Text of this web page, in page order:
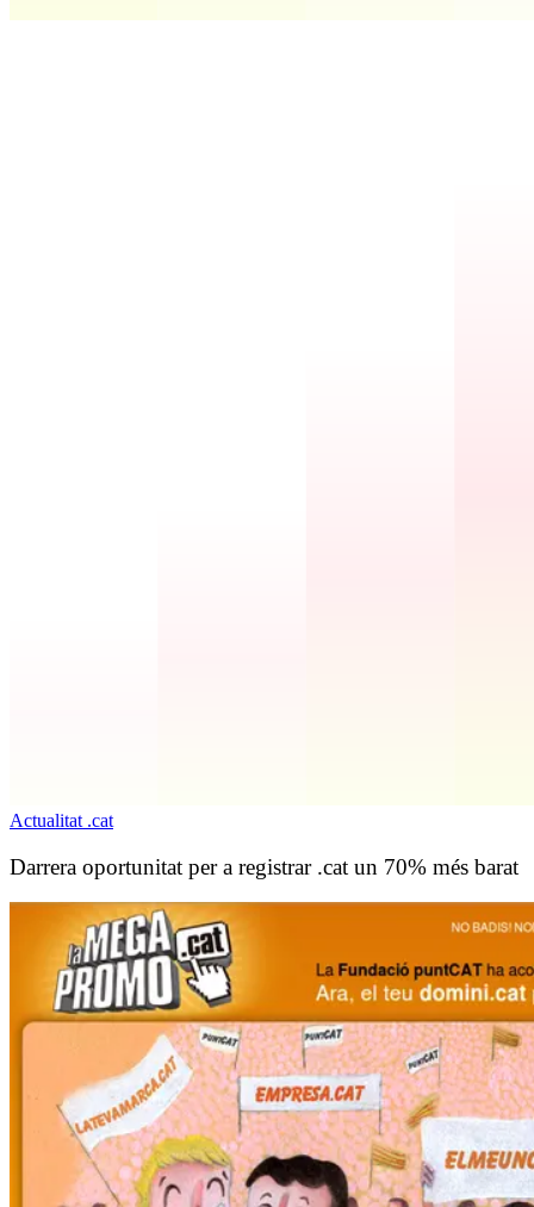
Actualitat .cat
Darrera oportunitat per a registrar .cat un 70% més barat